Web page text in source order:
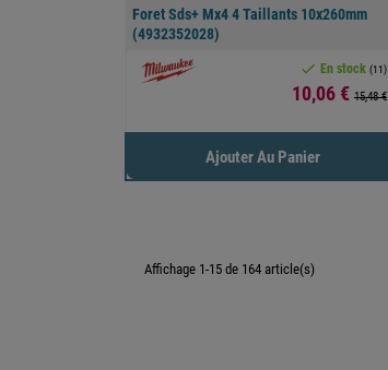
Foret Sds+ Mx4 4 Taillants 10x260mm
(4932352028)
 En stock (11)
Prix
10,06 € 15,48 €
Ajouter Au Panier
Affichage 1-15 de 164 article(s)